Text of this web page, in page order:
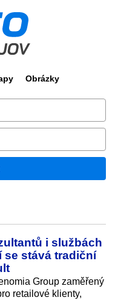
Obrázky
i službách
se stává tradiční
Group zaměřený
retailové klienty,